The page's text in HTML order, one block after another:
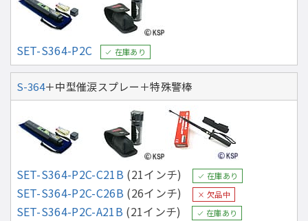
SET-S364-P2C 在庫あり
S-364＋中型催涙スプレー＋特殊警棒
SET-S364-P2C-C21B (21インチ) 在庫あり
SET-S364-P2C-C26B (26インチ) 欠品中
SET-S364-P2C-A21B (21インチ) 在庫あり